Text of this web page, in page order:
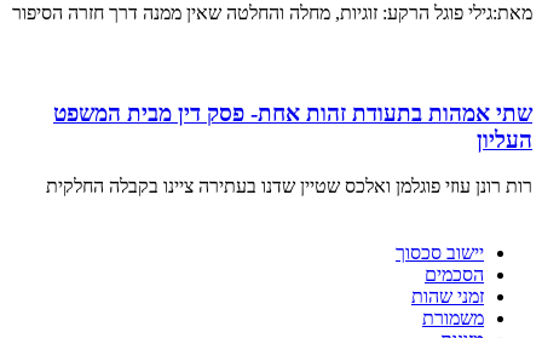
מאת:גילי פוגל הרקע: זוגיות, מחלה והחלטה שאין ממנה דרך חזרה הסיפור
שתי אמהות בתעודת זהות אחת- פסק דין מבית המשפט
העליון
רות רונן עוזי פוגלמן ואלכס שטיין שדנו בעתירה ציינו בקבלה החלקית
יישוב סכסוך
הסכמים
זמני שהות
משמורת